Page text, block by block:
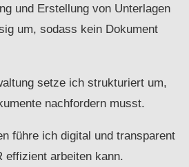
und Erstellung von Unterlagen
um, sodass kein Dokument
setze ich strukturiert um,
nachfordern musst.
führe ich digital und transparent
effizient arbeiten kann.